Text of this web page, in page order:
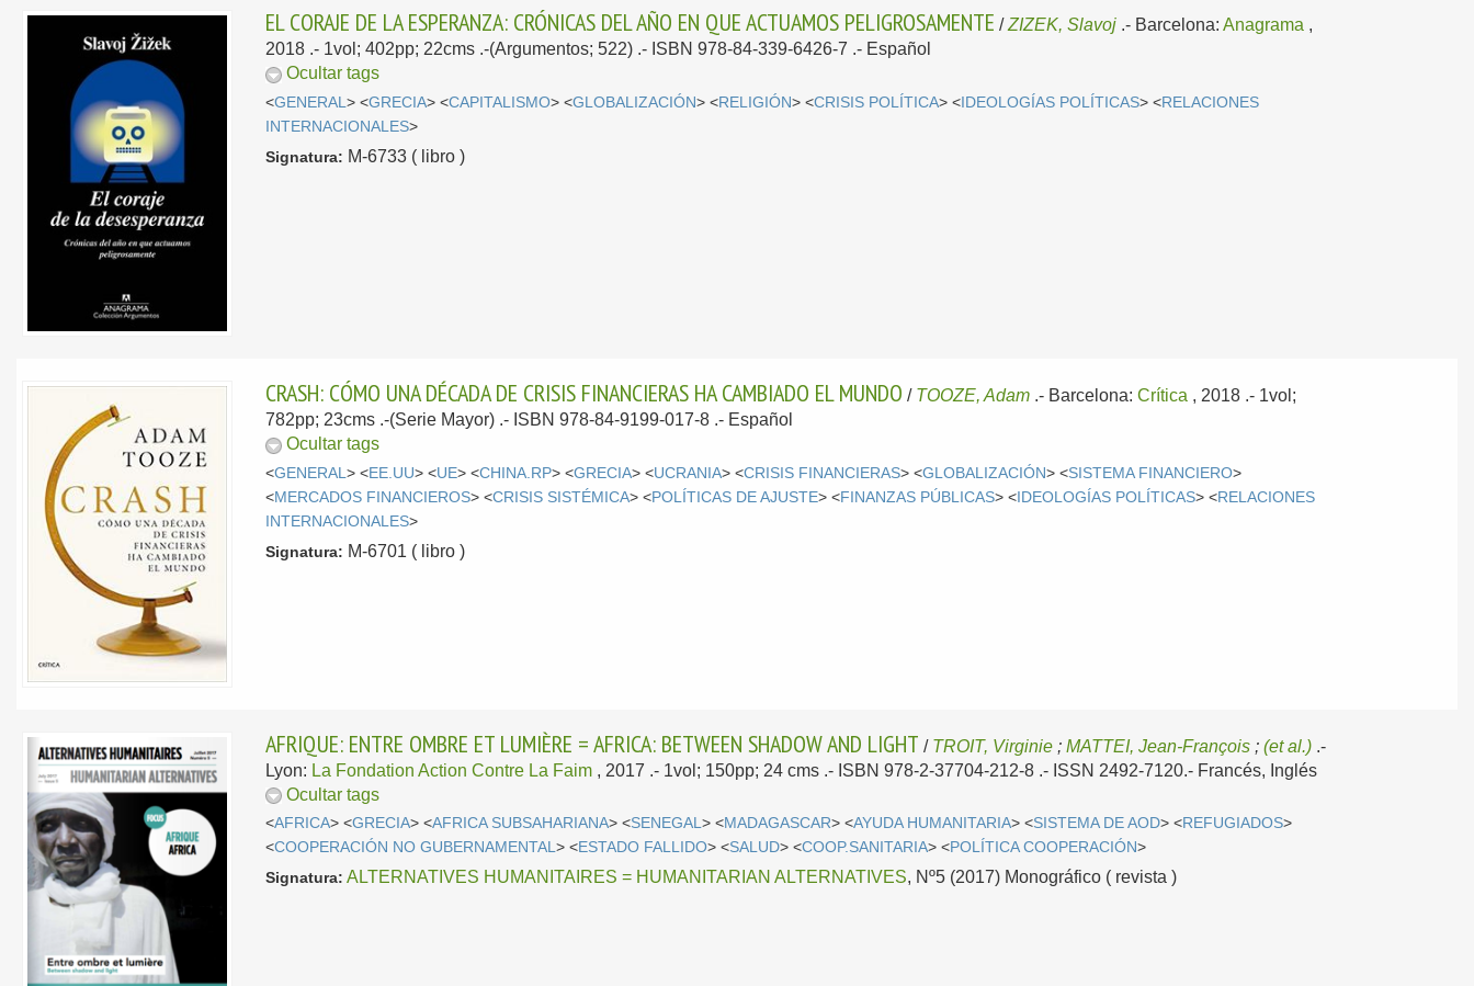
EL CORAJE DE LA ESPERANZA: CRÓNICAS DEL AÑO EN QUE ACTUAMOS PELIGROSAMENTE /ZIZEK, Slavoj .- Barcelona:Anagrama ,
2018 .- 1vol; 402pp; 22cms .-(Argumentos; 522) .- ISBN 978-84-339-6426-7 .- Español
Ocultar tags
<GENERAL> <GRECIA> <CAPITALISMO> <GLOBALIZACIÓN> <RELIGIÓN> <CRISIS POLÍTICA> < IDEOLOGÍAS POLÍTICAS> <RELACIONES
INTERNACIONALES>
Signatura: M-6733 ( libro )
CRASH: CÓMO UNA DÉCADA DE CRISIS FINANCIERAS HA CAMBIADO EL MUNDO / TOOZE, Adam .- Barcelona:Crítica , 2018 .- 1vol;
782pp; 23cms .-(Serie Mayor) .- ISBN 978-84-9199-017-8 .- Español
Ocultar tags
<GENERAL> <EE.UU> <UE> <CHINA.RP> <GRECIA> <UCRANIA> <CRISIS FINANCIERAS> <GLOBALIZACIÓN> <SISTEMA FINANCIERO>
<MERCADOS FINANCIEROS> <CRISIS SISTÉMICA> <POLÍTICAS DE AJUSTE> <FINANZAS PÚBLICAS> < IDEOLOGÍAS POLÍTICAS> <RELACIONES
INTERNACIONALES>
Signatura: M-6701 ( libro )
AFRIQUE: ENTRE OMBRE ET LUMIÈRE = AFRICA: BETWEEN SHADOW AND LIGHT/ TROIT, Virginie ;MATTEI, Jean-François ;(et al.) .-
Lyon: La Fondation Action Contre La Faim , 2017 .- 1vol; 150pp; 24 cms .- ISBN 978-2-37704-212-8 .- ISSN 2492-7120.- Francés, Inglés
Ocultar tags
<AFRICA> <GRECIA> <AFRICA SUBSAHARIANA> <SENEGAL> <MADAGASCAR> <AYUDA HUMANITARIA> <SISTEMA DE AOD> <REFUGIADOS>
<COOPERACIÓN NO GUBERNAMENTAL> <ESTADO FALLIDO> <SALUD> <COOP.SANITARIA> <POLÍTICA COOPERACIÓN>
Signatura: ALTERNATIVES HUMANITAIRES = HUMANITARIAN ALTERNATIVES, Nº5 (2017) Monográfico ( revista )